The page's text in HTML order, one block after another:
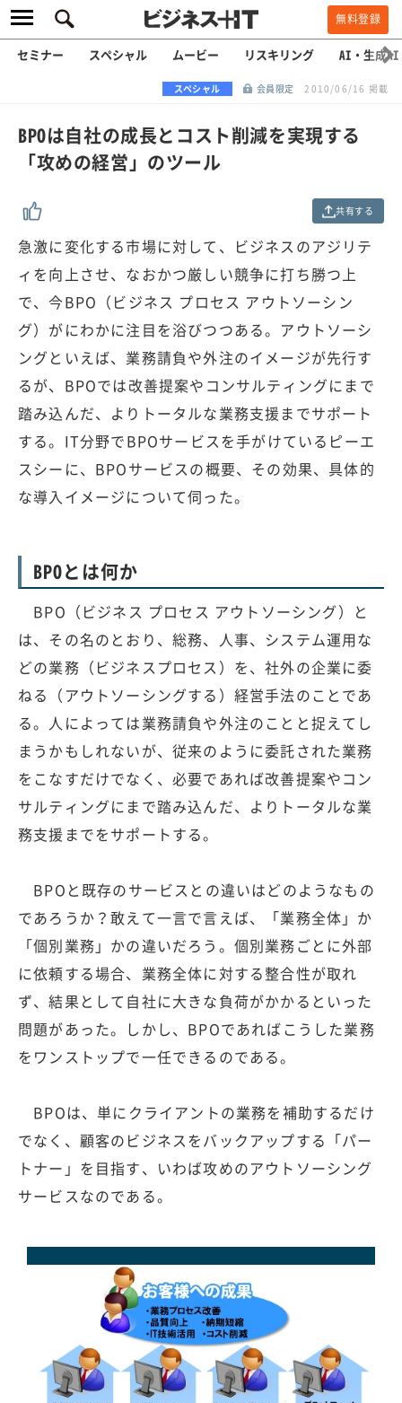
無料登録
セミナー スペシャル ムービー リスキリング AI・生成AI
スペシャル 会員限定 2010/06/16 掲載
BPOは自社の成長とコスト削減を実現する
「攻めの経営」のツール
共有する
急激に変化する市場に対して、ビジネスのアジリテ
ィを向上させ、なおかつ厳しい競争に打ち勝つ上
で、今BPO（ビジネス プロセス アウトソーシン
グ）がにわかに注目を浴びつつある。アウトソーシ
ングといえば、業務請負や外注のイメージが先行す
るが、BPOでは改善提案やコンサルティングにまで
踏み込んだ、よりトータルな業務支援までサポート
する。IT分野でBPOサービスを手がけているピーエ
スシーに、BPOサービスの概要、その効果、具体的
な導入イメージについて伺った。
BPOとは何か
BPO（ビジネス プロセス アウトソーシング）と
は、その名のとおり、総務、人事、システム運用な
どの業務（ビジネスプロセス）を、社外の企業に委
ねる（アウトソーシングする）経営手法のことであ
る。人によっては業務請負や外注のことと捉えてし
まうかもしれないが、従来のように委託された業務
をこなすだけでなく、必要であれば改善提案やコン
サルティングにまで踏み込んだ、よりトータルな業
務支援までをサポートする。
BPOと既存のサービスとの違いはどのようなもの
であろうか？敢えて一言で言えば、「業務全体」か
「個別業務」かの違いだろう。個別業務ごとに外部
に依頼する場合、業務全体に対する整合性が取れ
ず、結果として自社に大きな負荷がかかるといった
問題があった。しかし、BPOであればこうした業務
をワンストップで一任できるのである。
BPOは、単にクライアントの業務を補助するだけ
でなく、顧客のビジネスをバックアップする「パー
トナー」を目指す、いわば攻めのアウトソーシング
サービスなのである。